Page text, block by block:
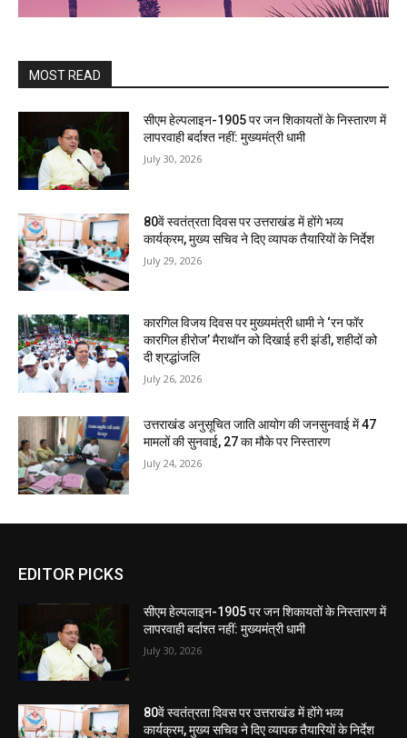
MOST READ
सीएम हेल्पलाइन-1905 पर जन शिकायतों के निस्तारण में
लापरवाही बर्दाश्त नहीं: मुख्यमंत्री धामी
July 30, 2026
80वें स्वतंत्रता दिवस पर उत्तराखंड में होंगे भव्य
कार्यक्रम, मुख्य सचिव ने दिए व्यापक तैयारियों के निर्देश
July 29, 2026
कारगिल विजय दिवस पर मुख्यमंत्री धामी ने ‘रन फॉर
कारगिल हीरोज’ मैराथॉन को दिखाई हरी झंडी, शहीदों को
दी श्रद्धांजलि
July 26, 2026
उत्तराखंड अनुसूचित जाति आयोग की जनसुनवाई में 47
मामलों की सुनवाई, 27 का मौके पर निस्तारण
July 24, 2026
EDITOR PICKS
सीएम हेल्पलाइन-1905 पर जन शिकायतों के निस्तारण में
लापरवाही बर्दाश्त नहीं: मुख्यमंत्री धामी
July 30, 2026
80वें स्वतंत्रता दिवस पर उत्तराखंड में होंगे भव्य
कार्यक्रम, मुख्य सचिव ने दिए व्यापक तैयारियों के निर्देश